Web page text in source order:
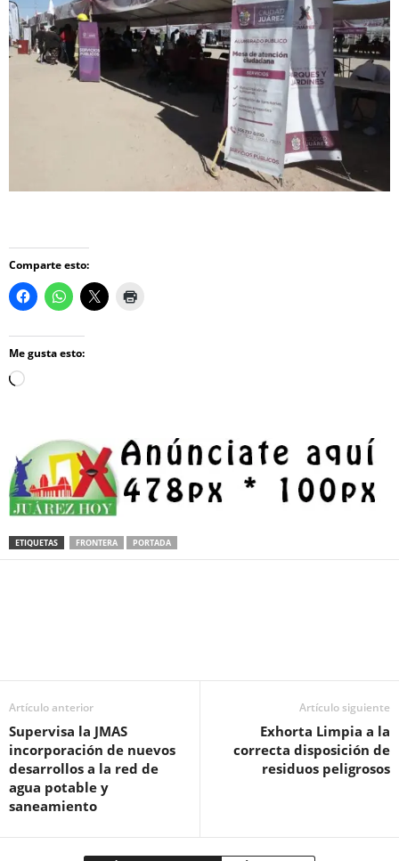
Comparte esto:
Me gusta esto:
Loading…
ETIQUETAS FRONTERA PORTADA
Artículo anterior
Supervisa la JMAS
incorporación de nuevos
desarrollos a la red de
agua potable y
saneamiento
Artículo siguiente
Exhorta Limpia a la
correcta disposición de
residuos peligrosos